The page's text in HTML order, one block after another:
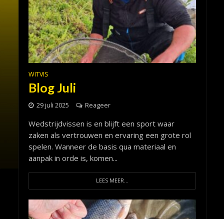
WITVIS
Blog Juli
29 juli 2025 Reageer
Wedstrijdvissen is en blijft een sport waar
zaken als vertrouwen en ervaring een grote rol
spelen. Wanneer de basis qua materiaal en
aanpak in orde is, komen...
LEES MEER...